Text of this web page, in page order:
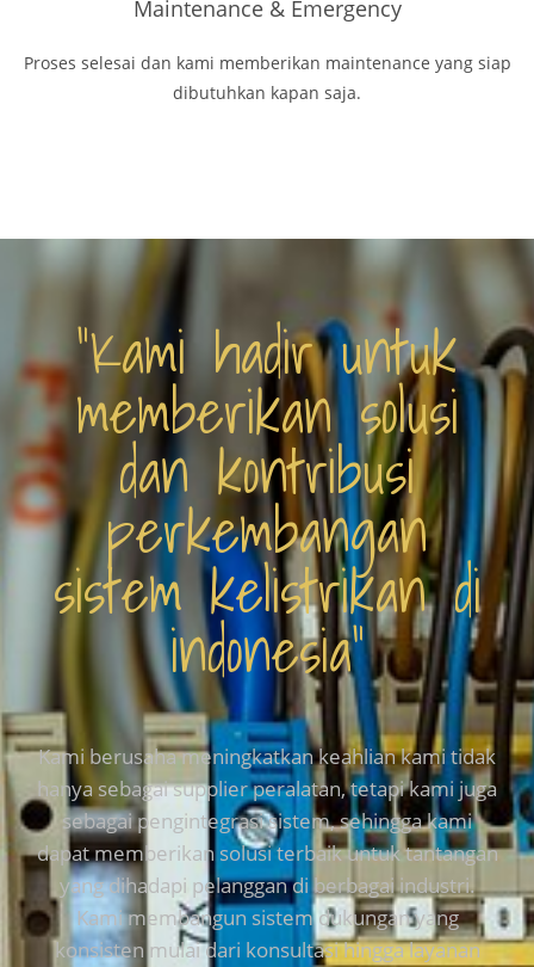
Maintenance & Emergency
Proses selesai dan kami memberikan maintenance yang siap
dibutuhkan kapan saja.
“Kami hadir untuk
memberikan solusi
dan kontribusi
perkembangan
sistem kelistrikan di
indonesia”
Kami berusaha meningkatkan keahlian kami tidak
hanya sebagai supplier peralatan, tetapi kami juga
sebagai pengintegrasi sistem, sehingga kami
dapat memberikan solusi terbaik untuk tantangan
yang dihadapi pelanggan di berbagai industri.
Kami membangun sistem dukungan yang
konsisten mulai dari konsultasi hingga layanan